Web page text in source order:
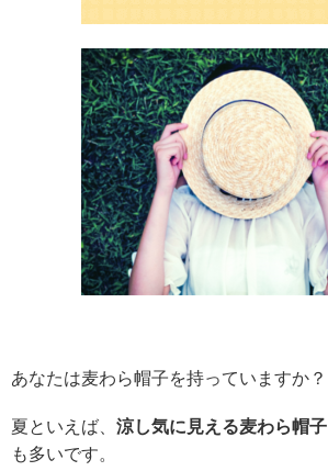
あなたは麦わら帽子を持っていますか？
夏といえば、 涼し気に見える麦わら帽子
も多いです。